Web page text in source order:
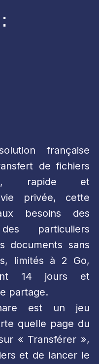
française
de fichiers
rapide et
privée, cette
besoins des
particuliers
documents sans
limités à 2 Go,
14 jours et
partage.
est un jeu
quelle page du
« Transférer »,
et de lancer le